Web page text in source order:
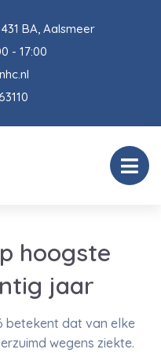
BA, Aalsmeer
- 17:00
hoogste
jaar
betekent dat van elke
wegens ziekte.